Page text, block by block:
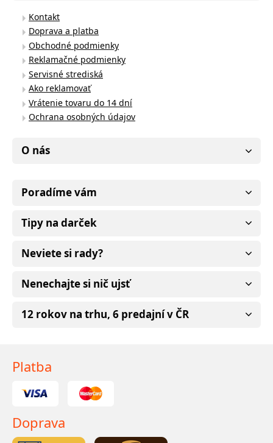
Kontakt
Doprava a platba
Obchodné podmienky
Reklamačné podmienky
Servisné strediská
Ako reklamovať
Vrátenie tovaru do 14 dní
Ochrana osobných údajov
O nás
Poradíme vám
Tipy na darček
Neviete si rady?
Nenechajte si nič ujsť
12 rokov na trhu, 6 predajní v ČR
Platba
Doprava